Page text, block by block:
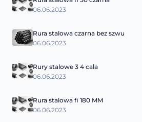
06.06.2023
Rura stalowa czarna bez szwu
06.06.2023
Rury stalowe 3 4 cala
06.06.2023
Rura stalowa fi 180 MM
06.06.2023